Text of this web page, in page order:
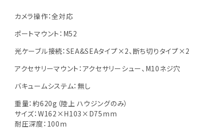
カメラ操作：全対応
ポートマウント：M52
光ケーブル接続：SEA&SEAタイプ×2、断ち切りタイプ×2
アクセサリーマウント：アクセサリーシュー、M10ネジ穴
バキュームシステム：無し
重量：約620g（陸上 ハウジングのみ）
サイズ：W162×H103×D75mm
耐圧深度：100m